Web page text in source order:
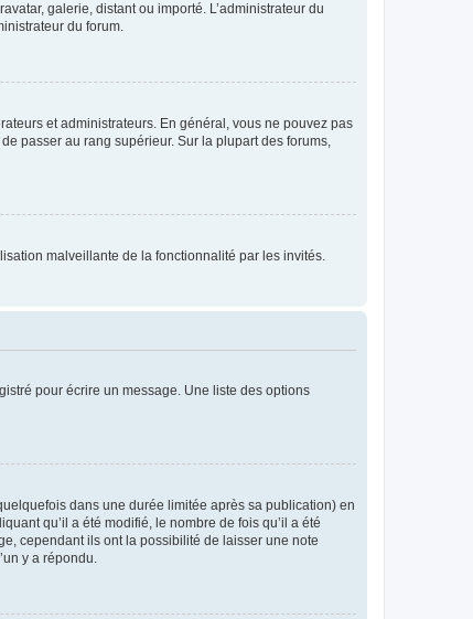
galerie, distant ou importé. L’administrateur du
du forum.
et administrateurs. En général, vous ne pouvez pas
passer au rang supérieur. Sur la plupart des forums,
malveillante de la fonctionnalité par les invités.
pour écrire un message. Une liste des options
dans une durée limitée après sa publication) en
qu’il a été modifié, le nombre de fois qu’il a été
cependant ils ont la possibilité de laisser une note
y a répondu.